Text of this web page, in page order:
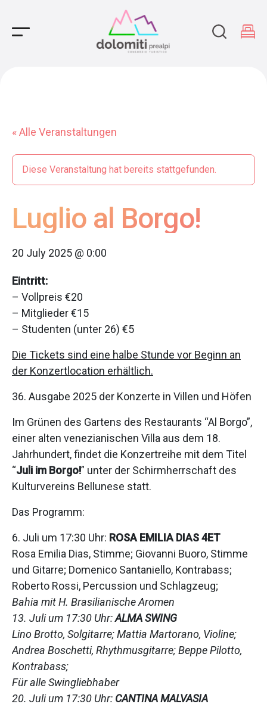
Main Navigation
« Alle Veranstaltungen
Diese Veranstaltung hat bereits stattgefunden.
Luglio al Borgo!
20 July 2025 @ 0:00
Eintritt:
– Vollpreis €20
– Mitglieder €15
– Studenten (unter 26) €5
Die Tickets sind eine halbe Stunde vor Beginn an
der Konzertlocation erhältlich.
36. Ausgabe 2025 der Konzerte in Villen und Höfen
Im Grünen des Gartens des Restaurants “Al Borgo”,
einer alten venezianischen Villa aus dem 18.
Jahrhundert, findet die Konzertreihe mit dem Titel
“Juli im Borgo!” unter der Schirmherrschaft des
Kulturvereins Bellunese statt.
Das Programm:
6. Juli um 17:30 Uhr: ROSA EMILIA DIAS 4ET
Rosa Emilia Dias, Stimme; Giovanni Buoro, Stimme
und Gitarre; Domenico Santaniello, Kontrabass;
Roberto Rossi, Percussion und Schlagzeug;
Bahia mit H. Brasilianische Aromen
13. Juli um 17:30 Uhr:ALMA SWING
Lino Brotto, Solgitarre; Mattia Martorano, Violine;
Andrea Boschetti, Rhythmusgitarre; Beppe Pilotto,
Kontrabass;
Für alle Swingliebhaber
20. Juli um 17:30 Uhr: CANTINA MALVASIA